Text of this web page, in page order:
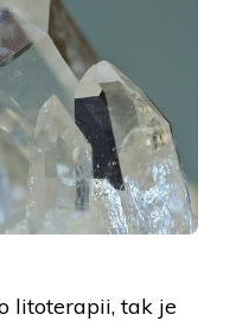
litoterapii, tak je